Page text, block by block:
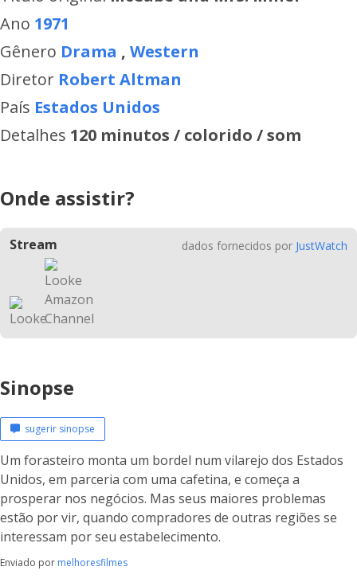
Ano 1971
Gênero Drama , Western
Diretor Robert Altman
País Estados Unidos
Detalhes 120 minutos / colorido / som
Onde assistir?
Stream dados fornecidos por JustWatch
Sinopse
sugerir sinopse
Um forasteiro monta um bordel num vilarejo dos Estados
Unidos, em parceria com uma cafetina, e começa a
prosperar nos negócios. Mas seus maiores problemas
estão por vir, quando compradores de outras regiões se
interessam por seu estabelecimento.
Enviado por melhoresfilmes